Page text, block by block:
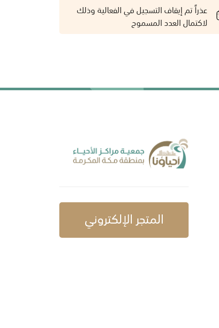
عذراً تم إيقاف التسجيل في الفعالية وذلك
لاكتمال العدد المسموح
المتجر الإلكتروني